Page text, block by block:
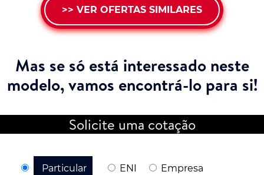
>> VER OFERTAS SIMILARES
Mas se só está interessado neste
modelo,vamos encontrá-lo para si!
Solicite uma cotação
Particular ENI Empresa